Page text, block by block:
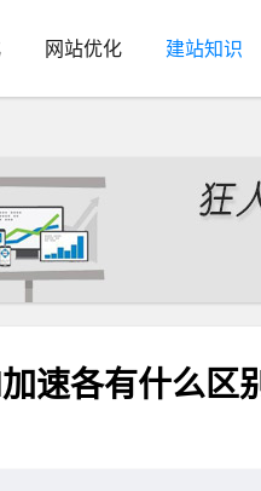
网站优化 建站知识
速各有什么区